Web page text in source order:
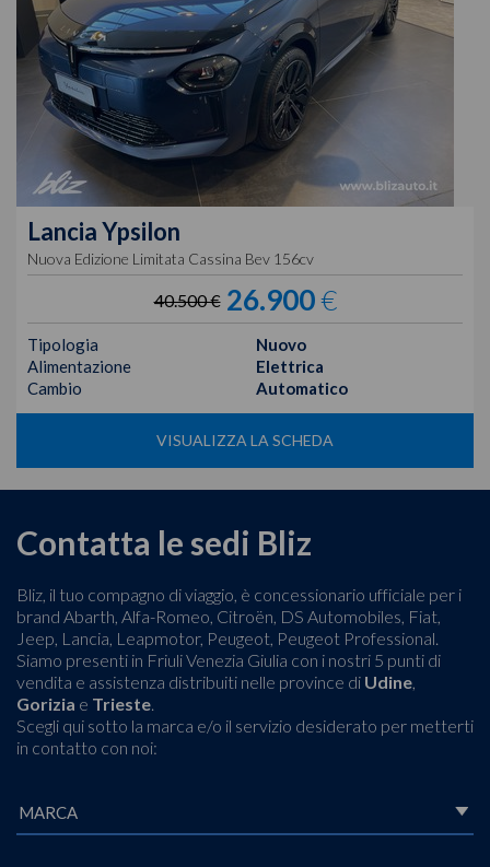
LanciaYpsilon
Nuova Edizione Limitata Cassina Bev 156cv
40.500 € 26.900€
Tipologia
Nuovo
Alimentazione
Elettrica
Cambio
Automatico
VISUALIZZA LA SCHEDA
Contatta le sedi Bliz
Bliz, il tuo compagno di viaggio, è concessionario ufficiale per i
brand Abarth, Alfa-Romeo, Citroën, DS Automobiles, Fiat,
Jeep, Lancia, Leapmotor, Peugeot, Peugeot Professional.
Siamo presenti in Friuli Venezia Giulia con i nostri 5 punti di
vendita e assistenza distribuiti nelle province di Udine,
Gorizia e Trieste.
Scegli qui sotto la marca e/o il servizio desiderato per metterti
in contatto con noi: